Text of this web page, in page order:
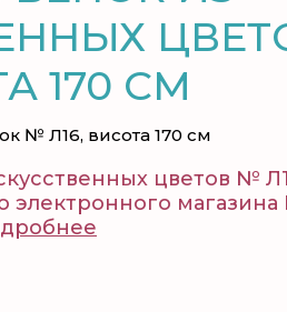
170 СМ
№ Л16, висота 170 см
цветов №